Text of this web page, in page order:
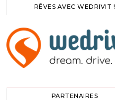
RÊVES AVEC WEDRIVIT !
PARTENAIRES